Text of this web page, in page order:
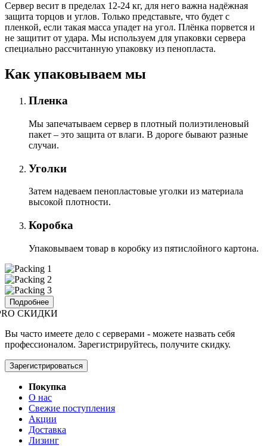
Сервер весит в пределах 12-24 кг, для него важна надёжная
защита торцов и углов. Только представьте, что будет с
пленкой, если такая масса упадет на угол. Плёнка порвется и
не защитит от удара. Мы используем для упаковки сервера
специально расcчитанную упаковку из пенопласта.
Как упаковываем мы
Пленка
Мы запечатываем сервер в плотный полиэтиленовый
пакет – это защита от влаги. В дороге бывают разные
случаи.
Уголки
Затем надеваем пенопластовые уголки из материала
высокой плотности.
Коробка
Упаковываем товар в коробку из пятислойного картона.
Подробнее
СКИДКИ
Вы часто имеете дело с серверами - можете назвать себя
профессионалом. Зарегистрируйтесь, получите скидку.
Зарегистрироваться
Покупка
О нас
Свежие поступления
Акции
Доставка
Лизинг